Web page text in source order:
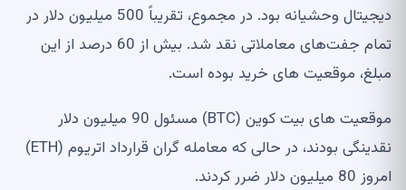
دیجیتال وحشیانه بود. در مجموع، تقریباً 500 میلیون دلار در
تمام جفت‌های معاملاتی نقد شد. بیش از 60 درصد از این
مبلغ، موقعیت های خرید بوده است.
موقعیت های بیت کوین (BTC) مسئول 90 میلیون دلار
نقدینگی بودند، در حالی که معامله گران قرارداد اتریوم (ETH)
امروز 80 میلیون دلار ضرر کردند.